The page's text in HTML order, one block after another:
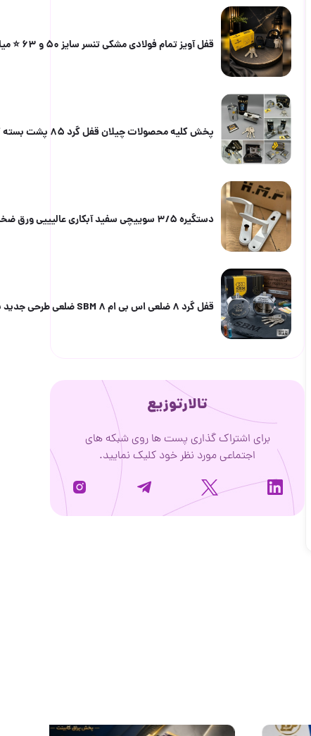
قفل آویز تمام فولادی مشکی تنسر سایز 50 و 63 ⭐️ میله و بدنه تمام فولادی ضدبرش 3 کلید ویژه مغزی کامل
پخش کلیه محصولات چیلان قفل گرد 85 پشت بسته کتابی سایز 100 دوشیار و سولکسی قفل استوانه ای سایز 95 قف
دستگیره 3/5 سوییچی سفید آبکاری عالیییی ورق ضخیم کارتن 24 عددی لینک کانال روبیکا http://rubika.ir/@y
قفل گرد 8 ضلعی اس بی ام SBM 8 ضلعی طرحی جدید بهترین کیفیت /وزن سنگین ضد برش و اسید با ضمانت ۳ساله ک
تالارتوزیع
برای اشتراک گذاری پست ها روی شبکه های
اجتماعی مورد نظر خود کلیک نمایید.